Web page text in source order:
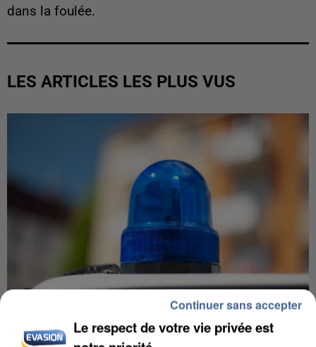
dans la foulée.
LES ARTICLES LES PLUS VUS
Le respect de votre vie privée est
Continuer sans accepter